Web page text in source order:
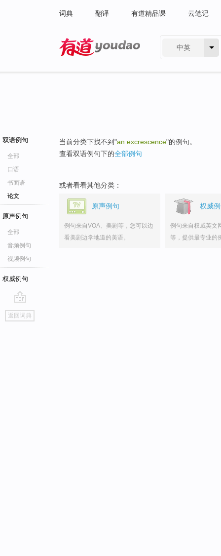
词典 翻译 有道精品课 云笔记
中英
双语例句
全部
口语
书面语
论文
原声例句
全部
音频例句
视频例句
权威例句
go
top
返回词典
当前分类下找不到"an excrescence"的例句。
查看双语例句下的全部例句
或者看看其他分类：
原声例句
例句来自VOA、美剧等，您可以边
看美剧边学地道的美语。
权威
例句来自权威英文
等，提供最专业的